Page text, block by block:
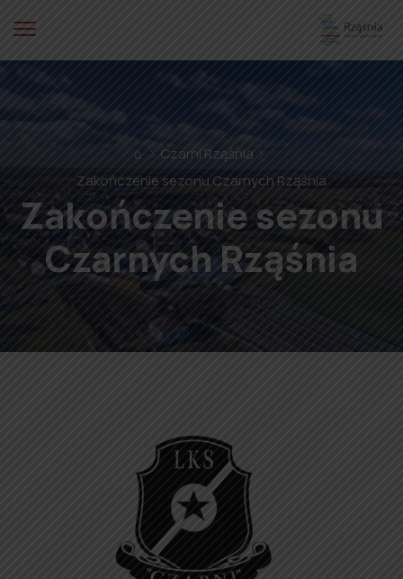
⌂
Czarni Rząśnia
Zakończenie sezonu Czarnych Rząśnia
Zakończenie sezonu
Czarnych Rząśnia